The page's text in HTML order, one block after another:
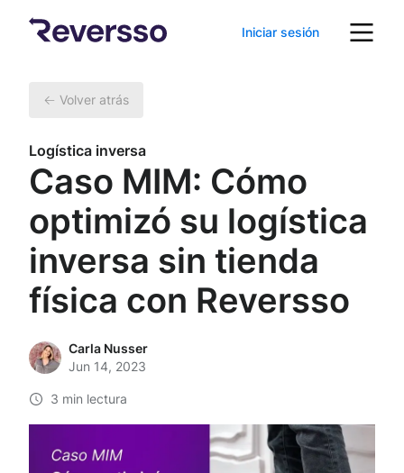
Iniciar sesión
Volver atrás
Logística inversa
Caso MIM: Cómo
optimizó su logística
inversa sin tienda
física con Reversso
Carla Nusser
Jun 14, 2023
3 min lectura